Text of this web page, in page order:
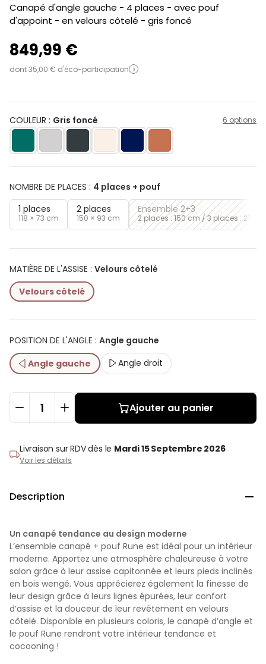
-
Canapé d'angle gauche - 4 places - avec pouf
d'appoint - en velours côtelé - gris foncé
849,99 €
dont 35,00 € d'éco-participation i
COULEUR : Gris foncé 6 options
NOMBRE DE PLACES : 4 places + pouf
1 places
118 × 73 cm
2 places
150 × 93 cm
Ensemble 2+3
2 places : 150 cm / 3 places : 210 ×
MATIÈRE DE L'ASSISE : Velours côtelé
Velours côtelé
POSITION DE L'ANGLE : Angle gauche
Angle gauche
Angle droit
Ajouter au panier
Livraison sur RDVdès le Mardi 15 Septembre 2026
Voir les détails
Description 
Un canapé tendance au design moderne
L’ensemble canapé + pouf Rune est idéal pour un intérieur
moderne. Apportez une atmosphère chaleureuse à votre
salon grâce à leur assise capitonnée et leurs pieds inclinés
en bois wengé. Vous apprécierez également la finesse de
leur design grâce à leurs lignes épurées, leur confort
d’assise et la douceur de leur revêtement en velours
côtelé. Disponible en plusieurs coloris, le canapé d’angle et
le pouf Rune rendront votre intérieur tendance et
cocooning !